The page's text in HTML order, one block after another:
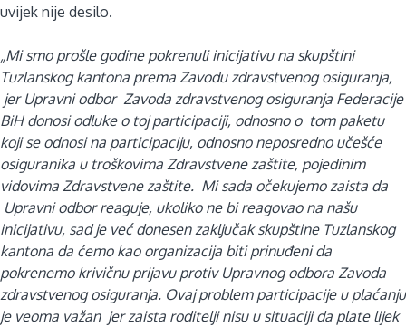
uvijek nije desilo.
„Mi smo prošle godine pokrenuli inicijativu na skupštini
Tuzlanskog kantona prema Zavodu zdravstvenog osiguranja,
jer Upravni odbor Zavoda zdravstvenog osiguranja Federacije
BiH donosi odluke o toj participaciji, odnosno o tom paketu
koji se odnosi na participaciju, odnosno neposredno učešće
osiguranika u troškovima Zdravstvene zaštite, pojedinim
vidovima Zdravstvene zaštite. Mi sada očekujemo zaista da
Upravni odbor reaguje, ukoliko ne bi reagovao na našu
inicijativu, sad je već donesen zaključak skupštine Tuzlanskog
kantona da ćemo kao organizacija biti prinuđeni da
pokrenemo krivičnu prijavu protiv Upravnog odbora Zavoda
zdravstvenog osiguranja. Ovaj problem participacije u plaćanju
je veoma važan jer zaista roditelji nisu u situaciji da plate lijek